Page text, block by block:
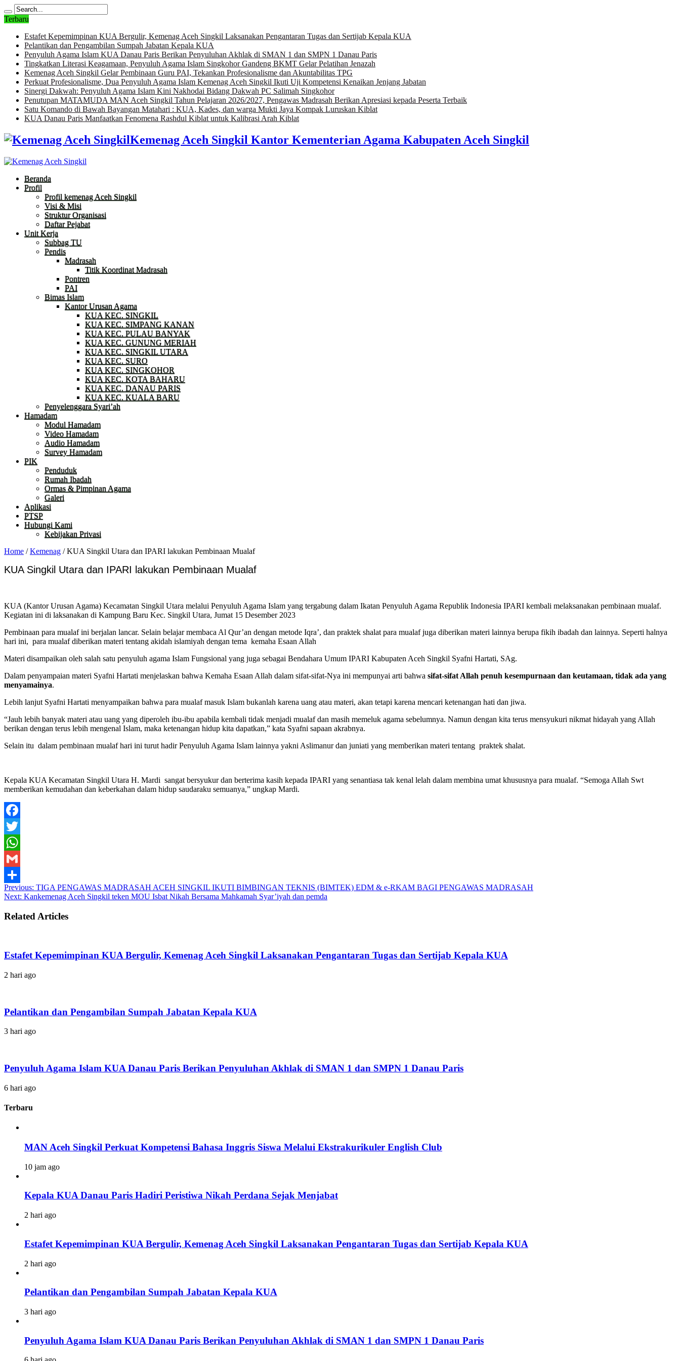
Terbaru
Estafet Kepemimpinan KUA Bergulir, Kemenag Aceh Singkil Laksanakan Pengantaran Tugas dan Sertijab Kepala KUA
Pelantikan dan Pengambilan Sumpah Jabatan Kepala KUA
Penyuluh Agama Islam KUA Danau Paris Berikan Penyuluhan Akhlak di SMAN 1 dan SMPN 1 Danau Paris
Tingkatkan Literasi Keagamaan, Penyuluh Agama Islam Singkohor Gandeng BKMT Gelar Pelatihan Jenazah
Kemenag Aceh Singkil Gelar Pembinaan Guru PAI, Tekankan Profesionalisme dan Akuntabilitas TPG
Perkuat Profesionalisme, Dua Penyuluh Agama Islam Kemenag Aceh Singkil Ikuti Uji Kompetensi Kenaikan Jenjang Jabatan
Sinergi Dakwah: Penyuluh Agama Islam Kini Nakhodai Bidang Dakwah PC Salimah Singkohor
Penutupan MATAMUDA MAN Aceh Singkil Tahun Pelajaran 2026/2027, Pengawas Madrasah Berikan Apresiasi kepada Peserta Terbaik
Satu Komando di Bawah Bayangan Matahari : KUA, Kades, dan warga Mukti Jaya Kompak Luruskan Kiblat
KUA Danau Paris Manfaatkan Fenomena Rashdul Kiblat untuk Kalibrasi Arah Kiblat
Kemenag Aceh Singkil Kantor Kementerian Agama Kabupaten Aceh Singkil
Beranda
Profil
Profil kemenag Aceh Singkil
Visi & Misi
Struktur Organisasi
Daftar Pejabat
Unit Kerja
Subbag TU
Pendis
Madrasah
Titik Koordinat Madrasah
Pontren
PAI
Bimas Islam
Kantor Urusan Agama
KUA KEC. SINGKIL
KUA KEC. SIMPANG KANAN
KUA KEC. PULAU BANYAK
KUA KEC. GUNUNG MERIAH
KUA KEC. SINGKIL UTARA
KUA KEC. SURO
KUA KEC. SINGKOHOR
KUA KEC. KOTA BAHARU
KUA KEC. DANAU PARIS
KUA KEC. KUALA BARU
Penyelenggara Syari’ah
Hamadam
Modul Hamadam
Video Hamadam
Audio Hamadam
Survey Hamadam
PIK
Penduduk
Rumah Ibadah
Ormas & Pimpinan Agama
Galeri
Aplikasi
PTSP
Hubungi Kami
Kebijakan Privasi
Home /Kemenag /KUA Singkil Utara dan IPARI lakukan Pembinaan Mualaf
KUA Singkil Utara dan IPARI lakukan Pembinaan Mualaf
KUA (Kantor Urusan Agama) Kecamatan Singkil Utara melalui Penyuluh Agama Islam yang tergabung dalam Ikatan Penyuluh Agama Republik Indonesia IPARI kembali melaksanakan pembinaan mualaf.
Kegiatan ini di laksanakan di Kampung Baru Kec. Singkil Utara, Jumat 15 Desember 2023
Pembinaan para mualaf ini berjalan lancar. Selain belajar membaca Al Qur’an dengan metode Iqra’, dan praktek shalat para mualaf juga diberikan materi lainnya berupa fikih ibadah dan lainnya. Seperti halnya
hari ini, para mualaf diberikan materi tentang akidah islamiyah dengan tema kemaha Esaan Allah
Materi disampaikan oleh salah satu penyuluh agama Islam Fungsional yang juga sebagai Bendahara Umum IPARI Kabupaten Aceh Singkil Syafni Hartati, SAg.
Dalam penyampaian materi Syafni Hartati menjelaskan bahwa Kemaha Esaan Allah dalam sifat-sifat-Nya ini mempunyai arti bahwa sifat-sifat Allah penuh kesempurnaan dan keutamaan, tidak ada yang
menyamainya.
Lebih lanjut Syafni Hartati menyampaikan bahwa para mualaf masuk Islam bukanlah karena uang atau materi, akan tetapi karena mencari ketenangan hati dan jiwa.
“Jauh lebih banyak materi atau uang yang diperoleh ibu-ibu apabila kembali tidak menjadi mualaf dan masih memeluk agama sebelumnya. Namun dengan kita terus mensyukuri nikmat hidayah yang Allah
berikan dengan terus lebih mengenal Islam, maka ketenangan hidup kita dapatkan,” kata Syafni sapaan akrabnya.
Selain itu dalam pembinaan mualaf hari ini turut hadir Penyuluh Agama Islam lainnya yakni Aslimanur dan juniati yang memberikan materi tentang praktek shalat.
Kepala KUA Kecamatan Singkil Utara H. Mardi sangat bersyukur dan berterima kasih kepada IPARI yang senantiasa tak kenal lelah dalam membina umat khususnya para mualaf. “Semoga Allah Swt
memberikan kemudahan dan keberkahan dalam hidup saudaraku semuanya,” ungkap Mardi.
Facebook
Twitter
WhatsApp
Gmail
Share
Previous: TIGA PENGAWAS MADRASAH ACEH SINGKIL IKUTI BIMBINGAN TEKNIS (BIMTEK) EDM & e-RKAM BAGI PENGAWAS MADRASAH
Next: Kankemenag Aceh Singkil teken MOU Isbat Nikah Bersama Mahkamah Syar’iyah dan pemda
Related Articles
Estafet Kepemimpinan KUA Bergulir, Kemenag Aceh Singkil Laksanakan Pengantaran Tugas dan Sertijab Kepala KUA
2 hari ago
Pelantikan dan Pengambilan Sumpah Jabatan Kepala KUA
3 hari ago
Penyuluh Agama Islam KUA Danau Paris Berikan Penyuluhan Akhlak di SMAN 1 dan SMPN 1 Danau Paris
6 hari ago
Terbaru
MAN Aceh Singkil Perkuat Kompetensi Bahasa Inggris Siswa Melalui Ekstrakurikuler English Club
10 jam ago
Kepala KUA Danau Paris Hadiri Peristiwa Nikah Perdana Sejak Menjabat
2 hari ago
Estafet Kepemimpinan KUA Bergulir, Kemenag Aceh Singkil Laksanakan Pengantaran Tugas dan Sertijab Kepala KUA
2 hari ago
Pelantikan dan Pengambilan Sumpah Jabatan Kepala KUA
3 hari ago
Penyuluh Agama Islam KUA Danau Paris Berikan Penyuluhan Akhlak di SMAN 1 dan SMPN 1 Danau Paris